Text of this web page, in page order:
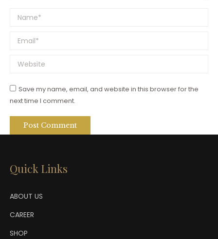
Name *
Email *
Website
Save my name, email, and website in this browser for the
next time I comment.
Post Comment
Quick Links
ABOUT US
CAREER
SHOP